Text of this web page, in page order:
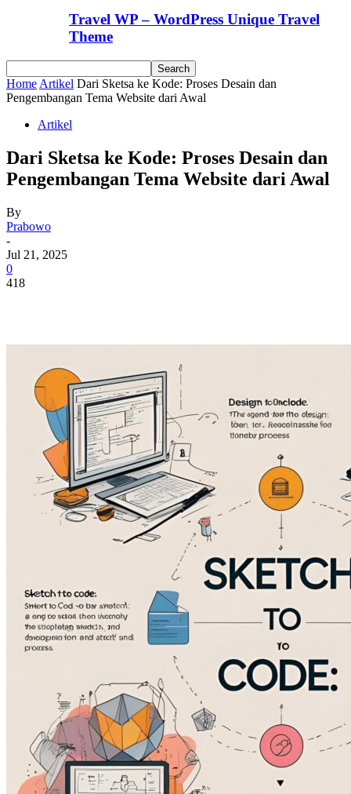
Travel WP – WordPress Unique Travel
Theme
Home Artikel Dari Sketsa ke Kode: Proses Desain dan
Pengembangan Tema Website dari Awal
Artikel
Dari Sketsa ke Kode: Proses Desain dan
Pengembangan Tema Website dari Awal
By
Prabowo
-
Jul 21, 2025
0
418